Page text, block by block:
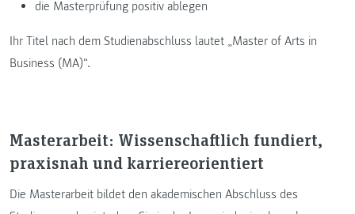
die Masterprüfung positiv ablegen
Ihr Titel nach dem Studienabschluss lautet „Master of Arts in
Business (MA)“.
Masterarbeit: Wissenschaftlich fundiert,
praxisnah und karriereorientiert
Die Masterarbeit bildet den akademischen Abschluss des